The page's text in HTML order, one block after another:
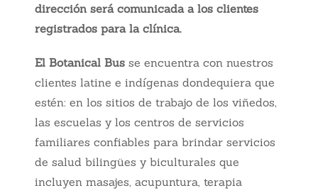
dirección será comunicada a los clientes
registrados para la clínica.
El Botanical Bus se encuentra con nuestros
clientes latine e indígenas dondequiera que
estén: en los sitios de trabajo de los viñedos,
las escuelas y los centros de servicios
familiares confiables para brindar servicios
de salud bilingües y biculturales que
incluyen masajes, acupuntura, terapia